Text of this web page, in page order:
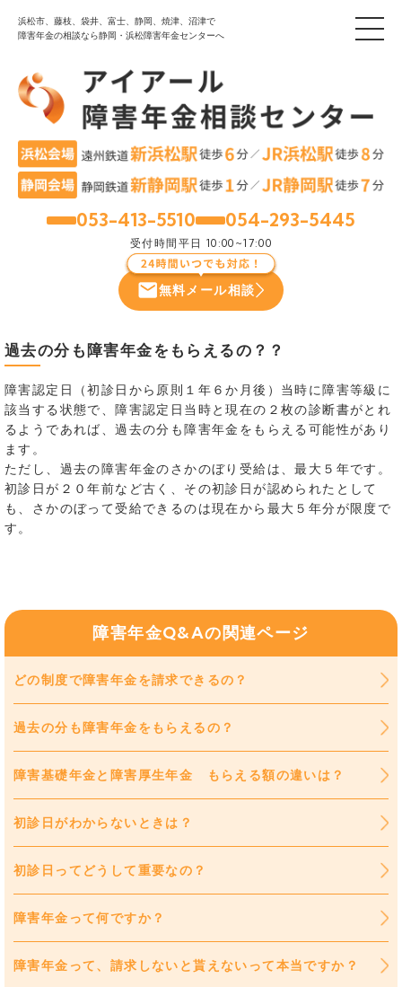
浜松市、藤枝、袋井、富士、静岡、焼津、沼津で
障害年金の相談なら静岡・浜松障害年金センターへ
053-413-5510 054-293-5445
受付時間 平日 10:00~17:00
無料メール相談
過去の分も障害年金をもらえるの？？
障害認定日（初診日から原則１年６か月後）当時に障害等級に
該当する状態で、障害認定日当時と現在の２枚の診断書がとれ
るようであれば、過去の分も障害年金をもらえる可能性があり
ます。
ただし、過去の障害年金のさかのぼり受給は、最大５年です。
初診日が２０年前など古く、その初診日が認められたとして
も、さかのぼって受給できるのは現在から最大５年分が限度で
す。
障害年金Q&Aの関連ページ
どの制度で障害年金を請求できるの？
過去の分も障害年金をもらえるの？
障害基礎年金と障害厚生年金 もらえる額の違いは？
初診日がわからないときは？
初診日ってどうして重要なの？
障害年金って何ですか？
障害年金って、請求しないと貰えないって本当ですか？